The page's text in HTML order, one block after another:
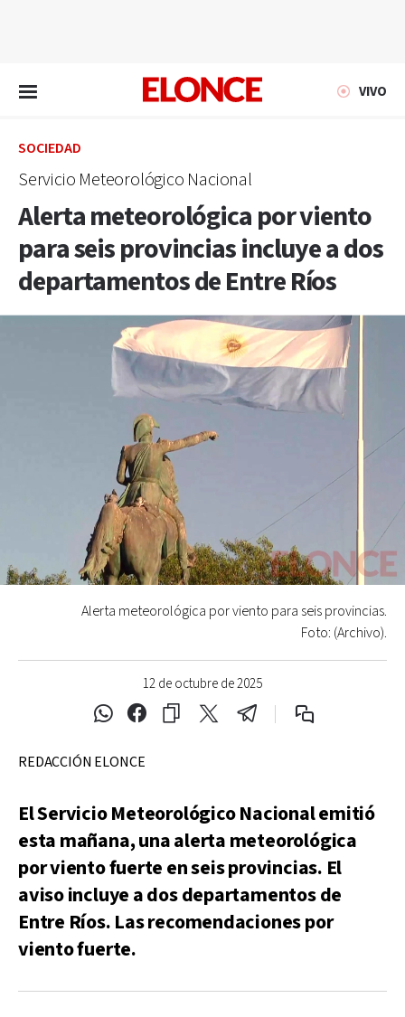
VIVO
SOCIEDAD
Servicio Meteorológico Nacional
Alerta meteorológica por viento
para seis provincias incluye a dos
departamentos de Entre Ríos
12 de octubre de 2025
Alerta meteorológica por viento para seis provincias.
Foto: (Archivo).
REDACCIÓN ELONCE
El Servicio Meteorológico Nacional emitió
esta mañana, una alerta meteorológica
por viento fuerte en seis provincias. El
aviso incluye a dos departamentos de
Entre Ríos. Las recomendaciones por
viento fuerte.